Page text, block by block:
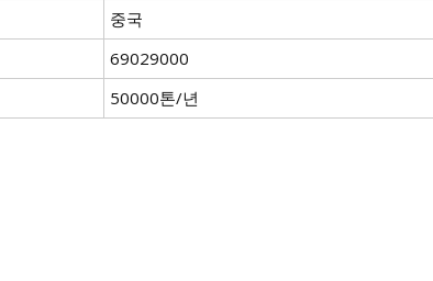
중국
69029000
50000톤/년